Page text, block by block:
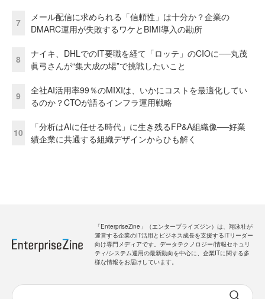
7
メール配信に求められる「信頼性」は十分か？企業の
DMARC運用が失敗するワケとBIMI導入の勘所
8
ナイキ、DHLでのIT要職を経て「ロッテ」のCIOに──丸茂
眞弓さんが“集大成の場”で挑戦したいこと
9
全社AI活用率99％のMIXIは、いかにコストを最適化してい
るのか？CTOが語るインフラ運用戦略
10
「分析はAIに任せる時代」に生き残るFP&A組織像──好業
績企業に共通する組織デザインからひも解く
「EnterpriseZine」（エンタープライズジン）は、翔泳社が
運営する企業のIT活用とビジネス成長を支援するITリーダー
向け専門メディアです。データテクノロジー/情報セキュリ
ティ/システム運用の最新動向を中心に、企業ITに関する多
様な情報をお届けしています。